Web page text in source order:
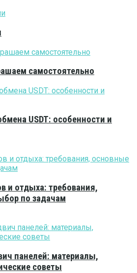
самостоятельно
USDT: особенности и
и отдыха: требования,
по задачам
панелей: материалы,
советы